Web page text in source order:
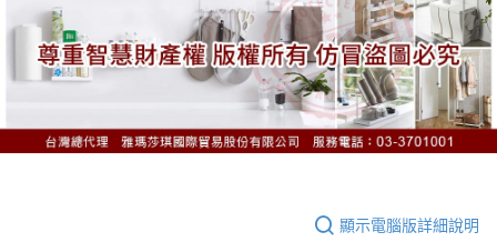
顯示電腦版詳細說明